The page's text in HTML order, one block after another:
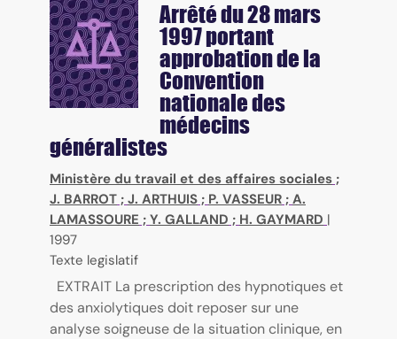
Arrêté du 28 mars
1997 portant
approbation de la
Convention
nationale des
médecins
généralistes
Ministère du travail et des affaires sociales ;
J. BARROT ; J. ARTHUIS ; P. VASSEUR ; A.
LAMASSOURE ; Y. GALLAND ; H. GAYMARD |
1997
Texte legislatif
EXTRAIT La prescription des hypnotiques et
des anxiolytiques doit reposer sur une
analyse soigneuse de la situation clinique, en